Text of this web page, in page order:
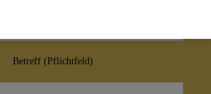
Betreff (Pflichtfeld)